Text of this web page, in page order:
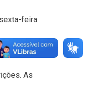
feira
de
As